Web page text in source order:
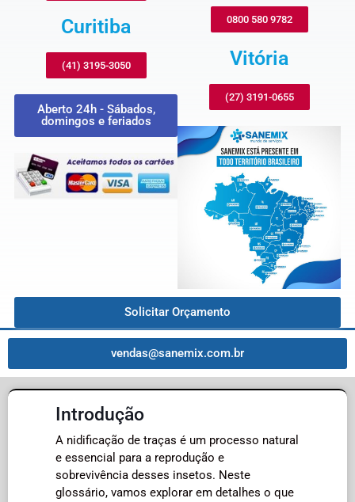
Curitiba
(41) 3195-3050
Aberto 24h - Sábados,
domingos e feriados
0800 580 9782
Vitória
(27) 3191-0655
Solicitar Orçamento
vendas@sanemix.com.br
Introdução
A nidificação de traças é um processo natural
e essencial para a reprodução e
sobrevivência desses insetos. Neste
glossário, vamos explorar em detalhes o que